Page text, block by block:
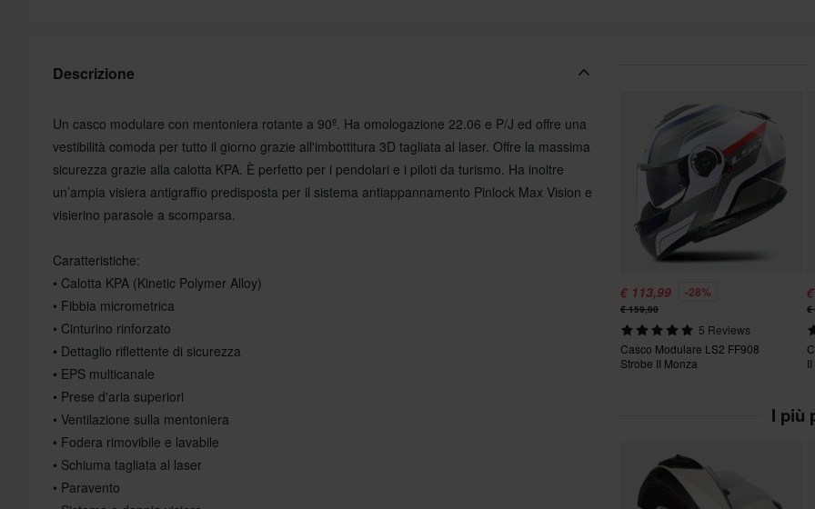
Descrizione
Un casco modulare con mentoniera rotante a 90º. Ha omologazione 22.06 e P/J ed offre una
vestibilità comoda per tutto il giorno grazie all'imbottitura 3D tagliata al laser. Offre la massima
sicurezza grazie alla calotta KPA. È perfetto per i pendolari e i piloti da turismo. Ha inoltre
un’ampia visiera antigraffio predisposta per il sistema antiappannamento Pinlock Max Vision e
visierino parasole a scomparsa.
Caratteristiche:
• Calotta KPA (Kinetic Polymer Alloy)
• Fibbia micrometrica
• Cinturino rinforzato
• Dettaglio riflettente di sicurezza
• EPS multicanale
• Prese d'aria superiori
• Ventilazione sulla mentoniera
• Fodera rimovibile e lavabile
• Schiuma tagliata al laser
• Paravento
€ 113,99 -28%
€ 159,00
5 Reviews
Casco Modulare LS2 FF908
Strobe II Monza
€
II
I più